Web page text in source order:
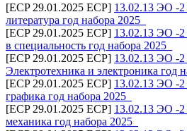
[ECP 29.01.2025 ECP] 13.02.13 ЭО -
литература год набора 2025_
[ECP 29.01.2025 ECP] 13.02.13 ЭО -
в специальность год набора 2025_
[ECP 29.01.2025 ECP] 13.02.13 ЭО -
Электротехника и электроника год
[ECP 29.01.2025 ECP] 13.02.13 ЭО -
графика год набора 2025_
[ECP 29.01.2025 ECP] 13.02.13 ЭО -
механика год набора 2025_